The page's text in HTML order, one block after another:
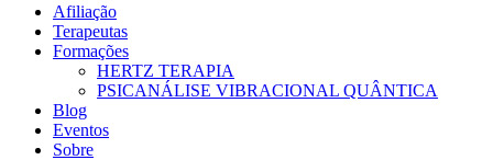
Afiliação
Terapeutas
Formações
HERTZ TERAPIA
PSICANÁLISE VIBRACIONAL QUÂNTICA
Blog
Eventos
Sobre